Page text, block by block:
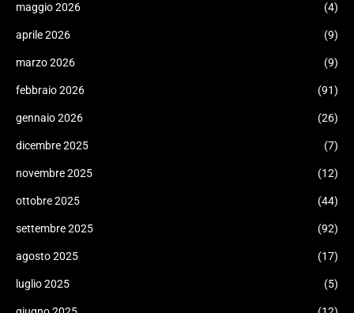
maggio 2026 (4)
aprile 2026 (9)
marzo 2026 (9)
febbraio 2026 (91)
gennaio 2026 (26)
dicembre 2025 (7)
novembre 2025 (12)
ottobre 2025 (44)
settembre 2025 (92)
agosto 2025 (17)
luglio 2025 (5)